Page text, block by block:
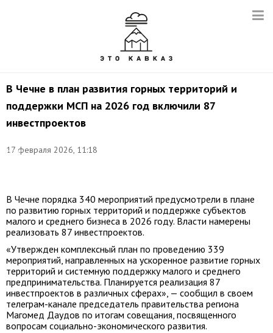
В Чечне в план развития горных территорий и
поддержки МСП на 2026 год включили 87
инвестпроектов
17 февраля 2026, 11:18
Илья
В Чечне порядка 340 мероприятий предусмотрели в плане
по развитию горных территорий и поддержке субъектов
малого и среднего бизнеса в 2026 году. Власти намерены
реализовать 87 инвестпроектов.
«Утвержден комплексный план по проведению 339
мероприятий, направленных на ускоренное развитие горных
территорий и системную поддержку малого и среднего
предпринимательства. Планируется реализация 87
инвестпроектов в различных сферах», — сообщил в своем
телеграм-канале председатель правительства региона
Магомед Даудов по итогам совещания, посвященного
вопросам социально-экономического развития.